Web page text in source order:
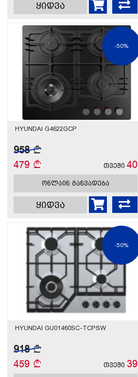
ყიდვა
-50%
HYUNDAI G4622GCP
958
479
თვეში 40
ონლაინ განვადება
ყიდვა
-50%
HYUNDAI GU01460SC-TCPSW
918
459
თვეში 39